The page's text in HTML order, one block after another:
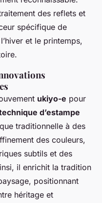
des reflets et
spécifique de
et le printemps,
ukiyo-e pour
d’estampe
traditionnelle à des
des couleurs,
subtils et des
il enrichit la tradition
positionnant
héritage et